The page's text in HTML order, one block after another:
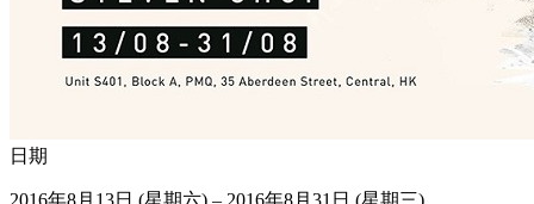
日期
2016年8月13日 (星期六) – 2016年8月31日 (星期三)